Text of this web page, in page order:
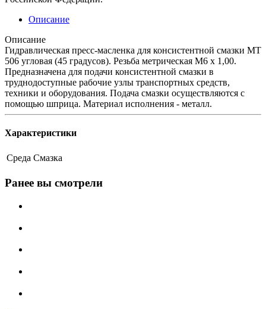
Описание
Описание
Гидравлическая пресс-масленка для консистентной смазки MT
506 угловая (45 градусов). Резьба метрическая М6 x 1,00.
Предназначена для подачи консистентной смазки в
труднодоступные рабочие узлы транспортных средств,
техники и оборудования. Подача смазки осуществляются с
помощью шприца. Материал исполнения - металл.
Характеристики
Среда Смазка
Ранее вы смотрели